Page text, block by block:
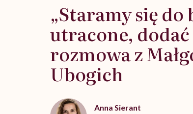
„Staramy się
utracone, dodać
rozmowa z
Ubogich
Anna Sierant